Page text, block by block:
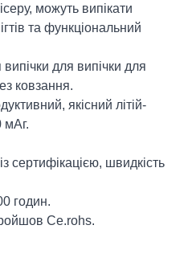
можуть випікати
та функціональний
для випічки для
ковзання.
якісний літій-
мАг.
сертифікацією, швидкість
годин.
Ce.rohs.